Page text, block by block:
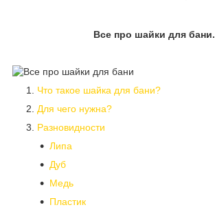
Все про шайки для бани.
Что такое шайка для бани?
Для чего нужна?
Разновидности
Липа
Дуб
Медь
Пластик